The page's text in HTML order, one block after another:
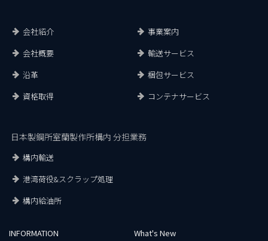
会社紹介
会社概要
沿革
資格取得
事業案内
輸送サービス
梱包サービス
コンテナサービス
日本製鋼所室蘭製作所構内 分担業務
構内輸送
港湾荷役&スクラップ処理
構内給油所
INFORMATION What's New